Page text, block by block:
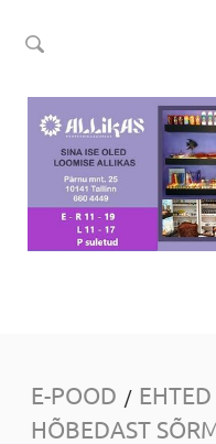
E-POOD / EHTED
HÕBEDAST